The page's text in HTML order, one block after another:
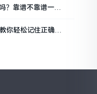
？靠谱不靠谱一文
你轻松记住正确发